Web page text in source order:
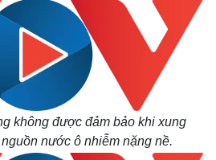
không được đảm bảo khi xung
nước ô nhiễm nặng nề.